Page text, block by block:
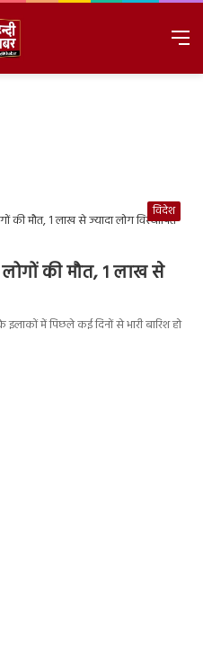
विदेश
की मौत, 1 लाख से
में पिछले कई दिनों से भारी बारिश हो